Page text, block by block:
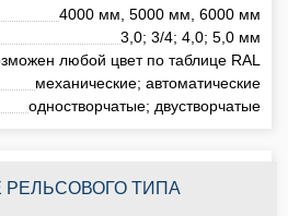
4000 мм, 5000 мм, 6000 мм
3,0; 3/4; 4,0; 5,0 мм
любой цвет по таблице RAL
механические; автоматические
одностворчатые; двустворчатые
РЕЛЬСОВОГО ТИПА